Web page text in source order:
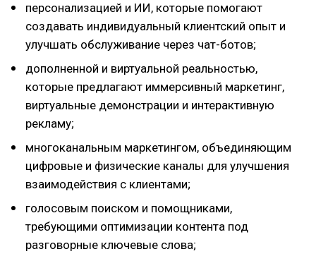
персонализацией и ИИ, которые помогают
создавать индивидуальный клиентский опыт и
улучшать обслуживание через чат-ботов;
дополненной и виртуальной реальностью,
которые предлагают иммерсивный маркетинг,
виртуальные демонстрации и интерактивную
рекламу;
многоканальным маркетингом, объединяющим
цифровые и физические каналы для улучшения
взаимодействия с клиентами;
голосовым поиском и помощниками,
требующими оптимизации контента под
разговорные ключевые слова;